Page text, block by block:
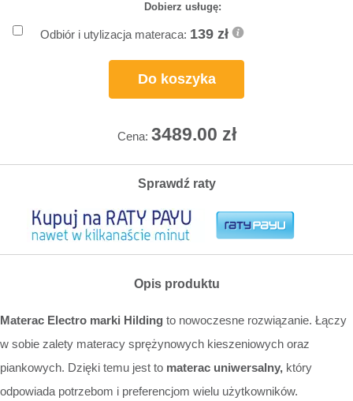
Dobierz usługę:
Odbiór i utylizacja materaca: 139 zł
Do koszyka
Cena: 3489.00 zł
Sprawdź raty
Opis produktu
Materac Electro marki Hilding to nowoczesne rozwiązanie. Łączy
w sobie zalety materacy sprężynowych kieszeniowych oraz
piankowych. Dzięki temu jest to materac uniwersalny, który
odpowiada potrzebom i preferencjom wielu użytkowników.